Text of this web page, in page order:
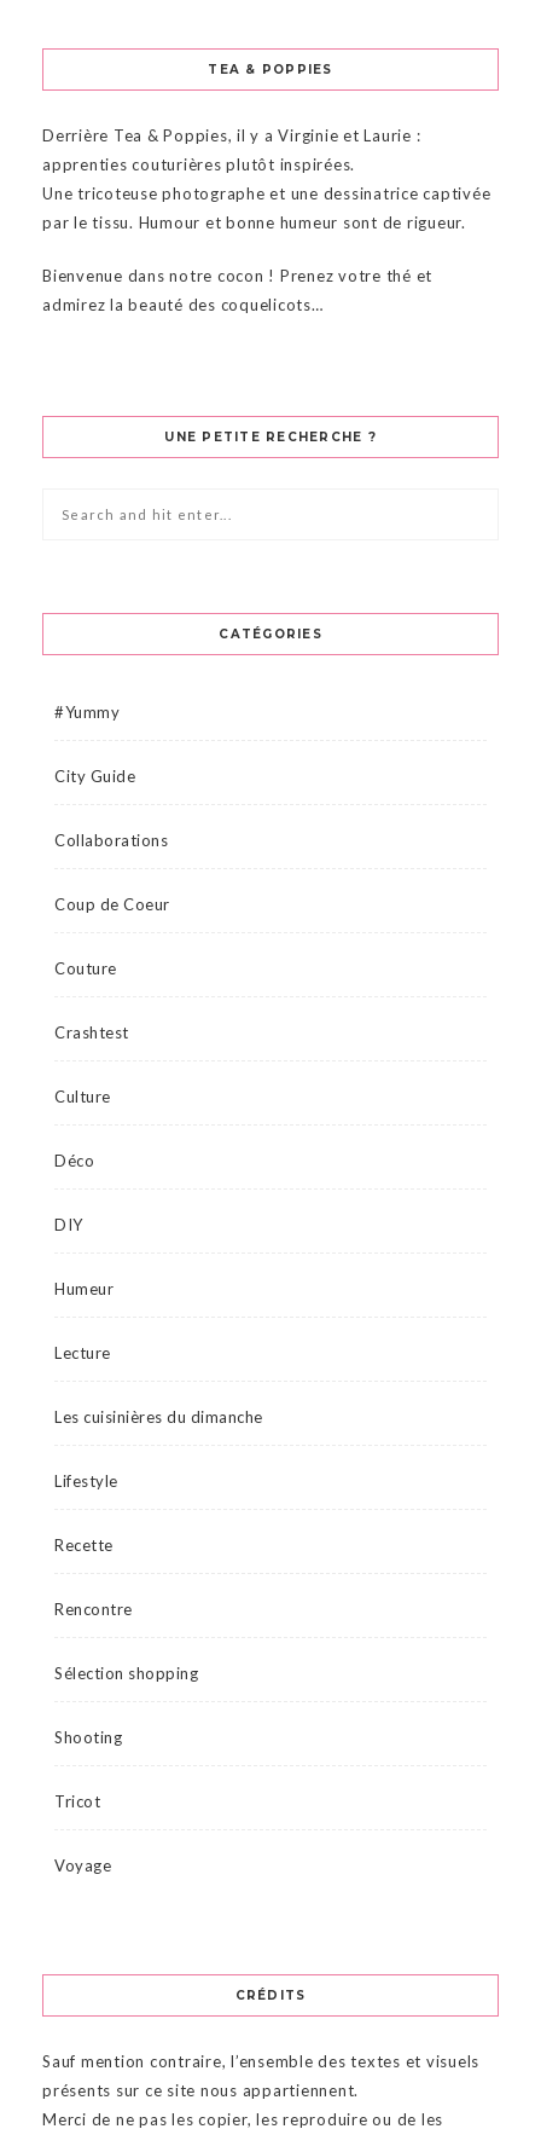
TEA & POPPIES
Derrière Tea & Poppies, il y a Virginie et Laurie :
apprenties couturières plutôt inspirées.
Une tricoteuse photographe et une dessinatrice captivée
par le tissu. Humour et bonne humeur sont de rigueur.
Bienvenue dans notre cocon ! Prenez votre thé et
admirez la beauté des coquelicots…
UNE PETITE RECHERCHE ?
CATÉGORIES
#Yummy
City Guide
Collaborations
Coup de Coeur
Couture
Crashtest
Culture
Déco
DIY
Humeur
Lecture
Les cuisinières du dimanche
Lifestyle
Recette
Rencontre
Sélection shopping
Shooting
Tricot
Voyage
CRÉDITS
Sauf mention contraire, l’ensemble des textes et visuels
présents sur ce site nous appartiennent.
Merci de ne pas les copier, les reproduire ou de les